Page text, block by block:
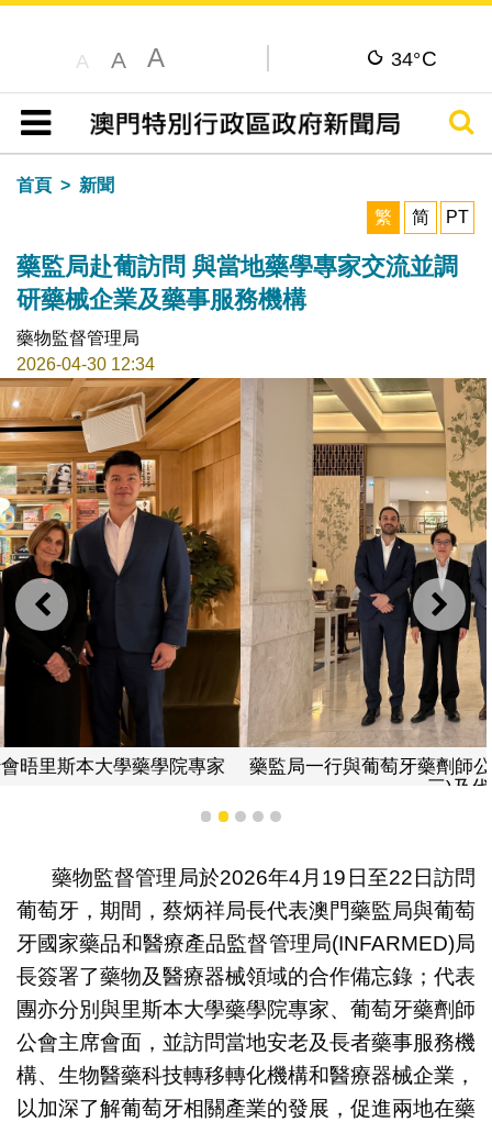
A A A 34°C
目錄
搜尋
首頁
新聞
繁
简 PT
藥監局赴葡訪問 與當地藥學專家交流並調
研藥械企業及藥事服務機構
藥物監督管理局
2026-04-30 12:34
上一則 下一
藥監局一行與葡萄牙藥劑師公會主席Helder Mota-Filipe(左
1 2 3 4 5
藥物監督管理局於2026年4月19日至22日訪問
葡萄牙，期間，蔡炳祥局長代表澳門藥監局與葡萄
牙國家藥品和醫療產品監督管理局(INFARMED)局
長簽署了藥物及醫療器械領域的合作備忘錄；代表
團亦分別與里斯本大學藥學院專家、葡萄牙藥劑師
公會主席會面，並訪問當地安老及長者藥事服務機
構、生物醫藥科技轉移轉化機構和醫療器械企業，
以加深了解葡萄牙相關產業的發展，促進兩地在藥